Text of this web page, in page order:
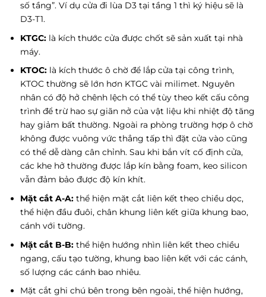
số tầng”. Ví dụ cửa đi lùa D3 tại tầng 1 thì ký hiệu sẽ là
D3-T1.
KTGC:là kích thước cửa được chốt sẽ sản xuất tại nhà
máy.
KTOC:là kích thước ô chờ để lắp cửa tại công trình,
KTOC thường sẽ lớn hơn KTGC vài milimet. Nguyên
nhân có độ hở chênh lệch có thể tùy theo kết cấu công
trình để trừ hao sự giãn nở của vật liệu khi nhiệt độ tăng
hay giảm bất thường. Ngoài ra phòng trường hợp ô chờ
không được vuông vức thẳng tấp thì đặt cửa vào cũng
có thể dễ dàng cân chỉnh. Sau khi bắn vít cố định cửa,
các khe hở thường được lắp kín bằng foam, keo silicon
vẫn đảm bảo được độ kín khít.
Mặt cắt A-A:thể hiện mặt cắt liên kết theo chiều dọc,
thể hiện đầu đuôi, chân khung liên kết giữa khung bao,
cánh với tường.
Mặt cắt B-B: thể hiện hướng nhìn liên kết theo chiều
ngang, cấu tạo tường, khung bao liên kết với các cánh,
số lượng các cánh bao nhiêu.
Mặt cắt ghi chú bên trong bên ngoài, thể hiện hướng,